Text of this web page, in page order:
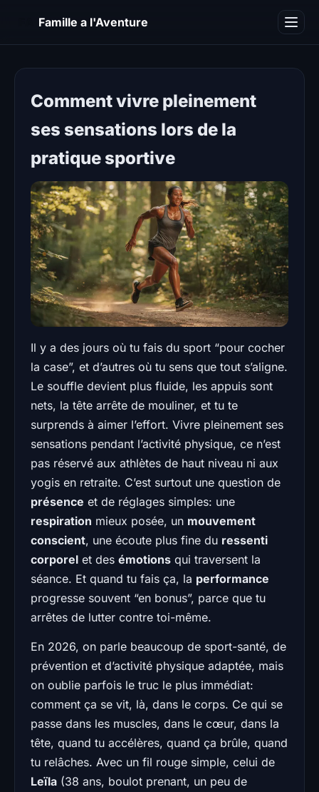
Famille a l'Aventure
Comment vivre pleinement
ses sensations lors de la
pratique sportive
Il y a des jours où tu fais du sport “pour cocher
la case”, et d’autres où tu sens que tout s’aligne.
Le souffle devient plus fluide, les appuis sont
nets, la tête arrête de moulin­er, et tu te
surprends à aimer l’effort. Vivre pleinement ses
sensations pendant l’activité physique, ce n’est
pas réservé aux athlètes de haut niveau ni aux
yogis en retraite. C’est surtout une question de
présence et de réglages simples: une
respiration mieux posée, un mouvement
conscient, une écoute plus fine du ressenti
corporel et des émotions qui traversent la
séance. Et quand tu fais ça, la performance
progresse souvent “en bonus”, parce que tu
arrêtes de lutter contre toi-même.
En 2026, on parle beaucoup de sport-santé, de
prévention et d’activité physique adaptée, mais
on oublie parfois le truc le plus immédiat:
comment ça se vit, là, dans le corps. Ce qui se
passe dans les muscles, dans le cœur, dans la
tête, quand tu accélères, quand ça brûle, quand
tu relâches. Avec un fil rouge simple, celui de
Leïla (38 ans, boulot prenant, un peu de